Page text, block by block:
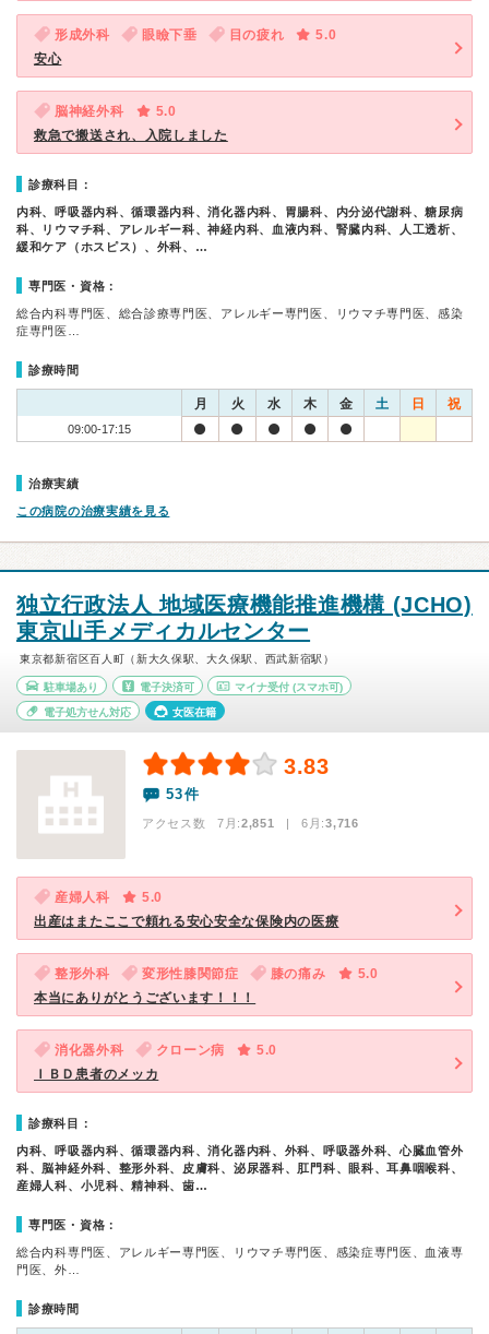
形成外科 眼瞼下垂 目の疲れ
5.0
安心
脳神経外科
5.0
救急で搬送され、入院しました
診療科目：
内科、呼吸器内科、循環器内科、消化器内科、胃腸科、内分泌代謝科、糖尿病
科、リウマチ科、アレルギー科、神経内科、血液内科、腎臓内科、人工透析、
緩和ケア（ホスピス）、外科、…
専門医・資格：
総合内科専門医、総合診療専門医、アレルギー専門医、リウマチ専門医、感染
症専門医…
診療時間
月 火 水 木 金 土 日 祝
09:00-17:15
治療実績
この病院の治療実績を見る
独立行政法人 地域医療機能推進機構 (JCHO)
東京山手メディカルセンター
東京都新宿区百人町（新大久保駅、大久保駅、西武新宿駅）
駐車場あり 電子決済可 マイナ受付 (スマホ可)
電子処方せん対応 女医在籍
3.83
53件
アクセス数 7月:2,851 | 6月:3,716
産婦人科
5.0
出産はまたここで頼れる安心安全な保険内の医療
整形外科 変形性膝関節症 膝の痛み
5.0
本当にありがとうございます！！！
消化器外科 クローン病
5.0
ＩＢＤ患者のメッカ
診療科目：
内科、呼吸器内科、循環器内科、消化器内科、外科、呼吸器外科、心臓血管外
科、脳神経外科、整形外科、皮膚科、泌尿器科、肛門科、眼科、耳鼻咽喉科、
産婦人科、小児科、精神科、歯…
専門医・資格：
総合内科専門医、アレルギー専門医、リウマチ専門医、感染症専門医、血液専
門医、外…
診療時間